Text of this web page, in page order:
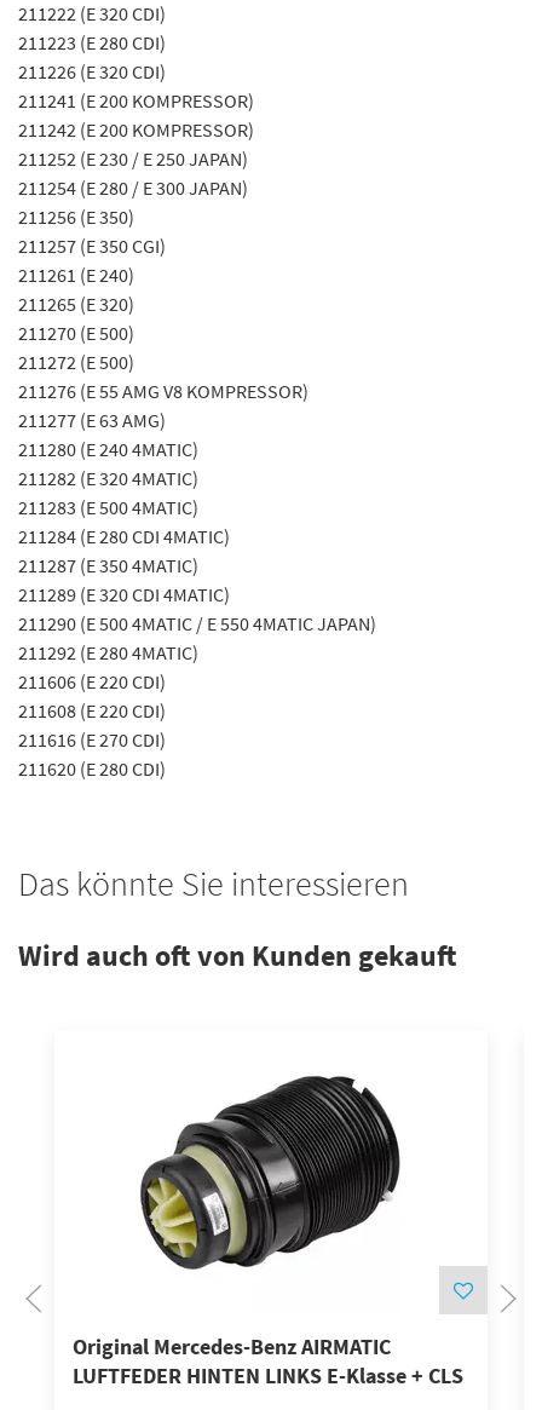
211222 (E 320 CDI)
211223 (E 280 CDI)
211226 (E 320 CDI)
211241 (E 200 KOMPRESSOR)
211242 (E 200 KOMPRESSOR)
211252 (E 230 / E 250 JAPAN)
211254 (E 280 / E 300 JAPAN)
211256 (E 350)
211257 (E 350 CGI)
211261 (E 240)
211265 (E 320)
211270 (E 500)
211272 (E 500)
211276 (E 55 AMG V8 KOMPRESSOR)
211277 (E 63 AMG)
211280 (E 240 4MATIC)
211282 (E 320 4MATIC)
211283 (E 500 4MATIC)
211284 (E 280 CDI 4MATIC)
211287 (E 350 4MATIC)
211289 (E 320 CDI 4MATIC)
211290 (E 500 4MATIC / E 550 4MATIC JAPAN)
211292 (E 280 4MATIC)
211606 (E 220 CDI)
211608 (E 220 CDI)
211616 (E 270 CDI)
211620 (E 280 CDI)
Das könnte Sie interessieren
Wird auch oft von Kunden gekauft
Original Mercedes-Benz AIRMATIC
LUFTFEDER HINTEN LINKS E-Klasse + CLS